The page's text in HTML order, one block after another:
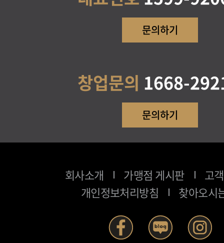
문의하기
창업문의 1668-
문의하기
회사소개 가맹점 게시판
고
개인정보처리방침
찾아오시